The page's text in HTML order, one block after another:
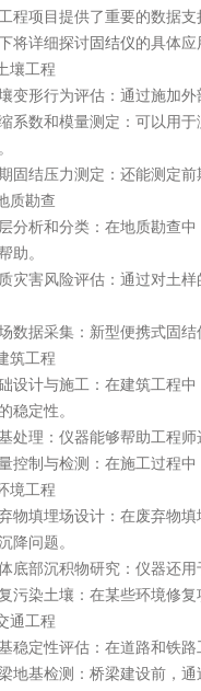
程项目提供了重要的数据支
详细探讨固结仪的具体应
工程
形行为评估：通过施加外部
数和模量测定：可以用于
结压力测定：还能测定前
勘查
析和分类：在地质勘查中
助。
害风险评估：通过对土样
据采集：新型便携式固结
工程
计与施工：在建筑工程中
稳定性。
理：仪器能够帮助工程师
制与检测：在施工过程中
工程
填埋场设计：在废弃物填
降问题。
部沉积物研究：仪器还用
染土壤：在某些环境修复
工程
定性评估：在道路和铁路
基检测：桥梁建设前，通